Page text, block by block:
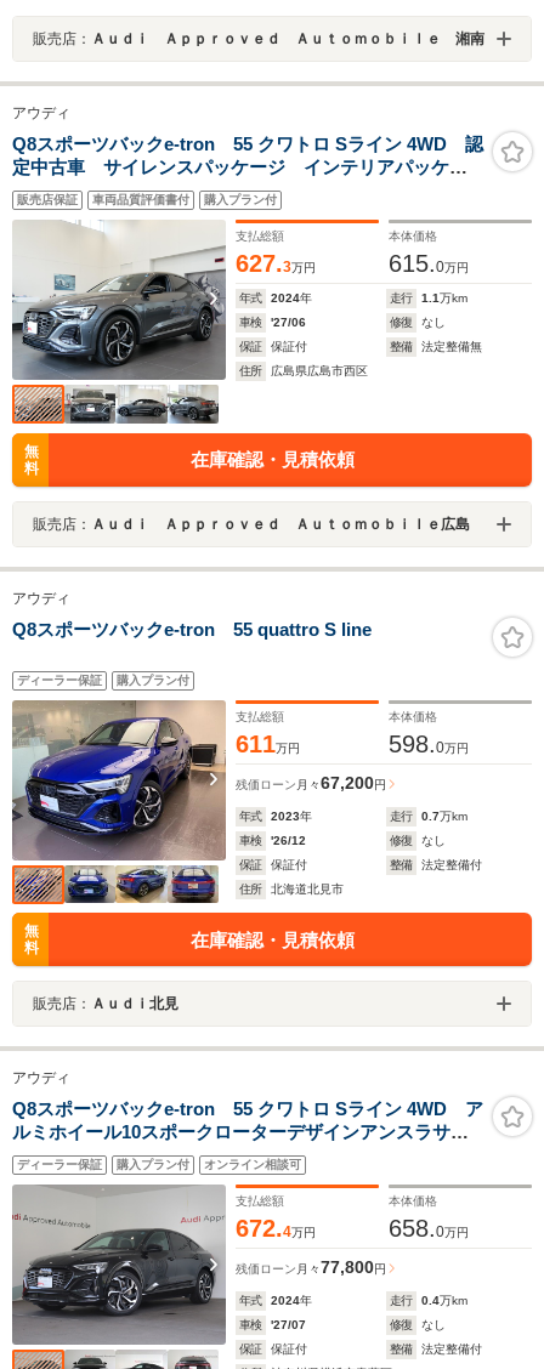
販売店： Ａｕｄｉ Ａｐｐｒｏｖｅｄ Ａｕｔｏｍｏｂｉｌｅ 湘南
アウディ
Q8スポーツバックe-tron 55 クワトロ Sライン 4WD 認
定中古車 サイレンスパッケージ インテリアパッケー
ジ ブラックスタイリングパッケージ エアサスペンシ
ョン パドルシフト ヒーター エクステリアミラーハウ
ジングブラック
販売店保証 車両品質評価書付 購入プラン付
支払総額
627.3万円
本体価格
615.0万円
年式 2024年 走行 1.1万km
車検
'27/06 修復
なし
保証
保証付 整備
法定整備無
住所
広島県広島市西区
無
料
在庫確認・見積依頼
販売店： Ａｕｄｉ Ａｐｐｒｏｖｅｄ Ａｕｔｏｍｏｂｉｌｅ広島
アウディ
Q8スポーツバックe-tron 55 quattro S line
ディーラー保証 購入プラン付
支払総額
611万円
本体価格
598.0万円
残価ローン 月々67,200円
年式 2023年 走行 0.7万km
車検
'26/12 修復
なし
保証
保証付 整備
法定整備付
住所
北海道北見市
無
料
在庫確認・見積依頼
販売店： Ａｕｄｉ北見
アウディ
Q8スポーツバックe-tron 55 クワトロ Sライン 4WD ア
ルミホイール10スポークローターデザインアンスラサイ
トブラックポリッシュト ダークAudirings&ブラックス
タイリングパッケージ サイレンスパッケージ インテ
リアパッケージ
ディーラー保証 購入プラン付 オンライン相談可
支払総額
672.4万円
本体価格
658.0万円
残価ローン 月々77,800円
年式 2024年 走行 0.4万km
車検
'27/07 修復
なし
保証
保証付 整備
法定整備付